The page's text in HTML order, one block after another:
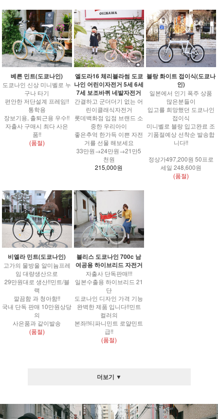
베른 민트(도쿄나인)
도쿄나인 신상 미니벨로 누
구나 타기
편안한 저단설계 프레임!!
통학용
장보기용, 출퇴근용 우수!!
자출사 구매시 최다 사은
품!!
(품절)
엘도라16 체리블라썸 도쿄
나인 어린이자전거 5세 6세
7세 보조바퀴 네발자전거
간결하고 군더더기 없는 어
린이클래식자전거
롯데백화점 입점 브랜드 소
중한 우리아이
좋은추억 한가득 이쁜 자전
거를 선물 해보세요
33만원→24만원→21만5
천원
215,000원
블랑 화이트 접이식(도쿄나
인)
일본에서 인기 폭주 상품
많은분들이
입고를 희망했던 도쿄나인
접이식
미니벨로 블랑 입고완료 조
기품절예상 선착순 발송합
니다!!
정상가497,200원 50프로
세일 248,600원
(품절)
비엘라 민트(도쿄나인)
고가의 물방울 알미늄프레
임 대량생산으로
29만원대로 생산!!민트/블
랙
깔끔함 과 청아함!!
국내 단독 판매 10만원상당
의
사은품과 같이발송
(품절)
블리스 도쿄나인 700c 남
여공용 하이브리드 자전거
자출사 단독판매!!!
일본수출용 하이브리드 21
단
도쿄나인 디자인 가격 기능
완벽한 제품 입니다!!민트
컬러의
본좌!!티파니민트 로얄민트
급!!
(품절)
더보기 ▼